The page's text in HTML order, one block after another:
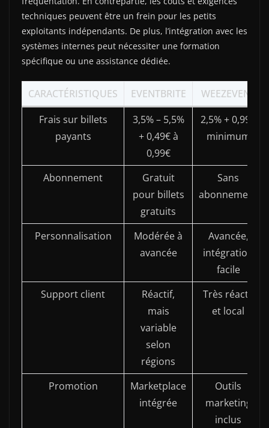
techniques peuvent être un frein pour les petits
exploitants indépendants. De plus, l’intégration avec les
systèmes internes peut nécessiter une formation
spécifique ou une assistance dédiée.
CARACTÉRISTIQUES EVENTBRITE
WEEZEVENT
Frais sur billets
payants
3,5% – 5,5%
+ 0,49€ à
0,99€
2,5% + 0,99€
minimum
Abonnement
Gratuit
pour billets
gratuits
Sans
abonnement
Personnalisation
Modérée à
avancée
Avancée,
intégration
facile
Support client
Réactif,
mais
variable
selon
régions
Très réactif
et local
Promotion
Marketplace
intégrée
Outils
marketing
inclus